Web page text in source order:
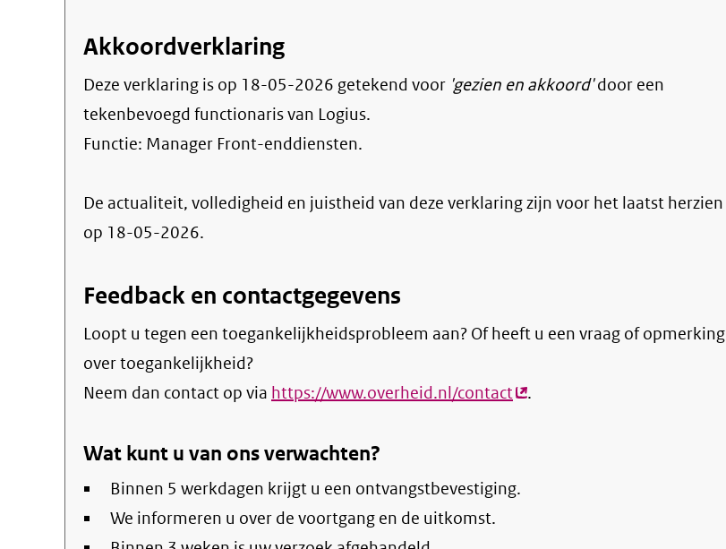
Akkoordverklaring
Deze verklaring is op 18-05-2026 getekend voor 'gezien en akkoord'door een
tekenbevoegd functionaris van Logius.
Functie: Manager Front-enddiensten.
De actualiteit, volledigheid en juistheid van deze verklaring zijn voor het laatst herzien
op 18-05-2026.
Feedback en contactgegevens
Loopt u tegen een toegankelijkheidsprobleem aan? Of heeft u een vraag of opmerking
over toegankelijkheid?
Neem dan contact op via https://www.overheid.nl/contact(externe
.
Wat kunt u van ons verwachten?
Binnen 5 werkdagen krijgt u een ontvangstbevestiging.
We informeren u over de voortgang en de uitkomst.